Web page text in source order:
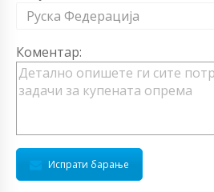
Руска Федерација
Коментар:
Испрати барање